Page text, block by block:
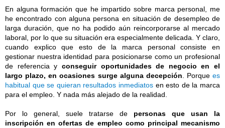
En alguna formación que he impartido sobre marca personal, me
he encontrado con alguna persona en situación de desempleo de
larga duración, que no ha podido aún reincorporarse al mercado
laboral, por lo que su situación era especialmente delicada. Y claro,
cuando explico que esto de la marca personal consiste en
gestionar nuestra identidad para posicionarse como un profesional
de referencia y conseguir oportunidades de negocio en el
largo plazo, en ocasiones surge alguna decepción. Porque es
habitual que se quieran resultados inmediatos en esto de la marca
para el empleo. Y nada más alejado de la realidad.
Por lo general, suele tratarse de personas que usan la
inscripción en ofertas de empleo como principal mecanismo